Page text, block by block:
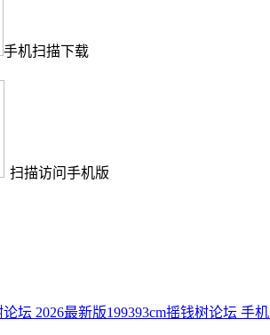
手机扫描下载
扫描访问手机版
论坛 2026最新版199393cm摇钱树论坛 手